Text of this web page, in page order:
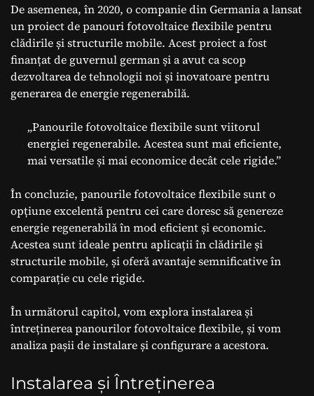
De asemenea, în 2020, o companie din Germania a lansat
un proiect de panouri fotovoltaice flexibile pentru
clădirile și structurile mobile. Acest proiect a fost
finanțat de guvernul german și a avut ca scop
dezvoltarea de tehnologii noi și inovatoare pentru
generarea de energie regenerabilă.
„Panourile fotovoltaice flexibile sunt viitorul
energiei regenerabile. Acestea sunt mai eficiente,
mai versatile și mai economice decât cele rigide.”
În concluzie, panourile fotovoltaice flexibile sunt o
opțiune excelentă pentru cei care doresc să genereze
energie regenerabilă în mod eficient și economic.
Acestea sunt ideale pentru aplicații în clădirile și
structurile mobile, și oferă avantaje semnificative în
comparație cu cele rigide.
În următorul capitol, vom explora instalarea și
întreținerea panourilor fotovoltaice flexibile, și vom
analiza pașii de instalare și configurare a acestora.
Instalarea și Întreținerea